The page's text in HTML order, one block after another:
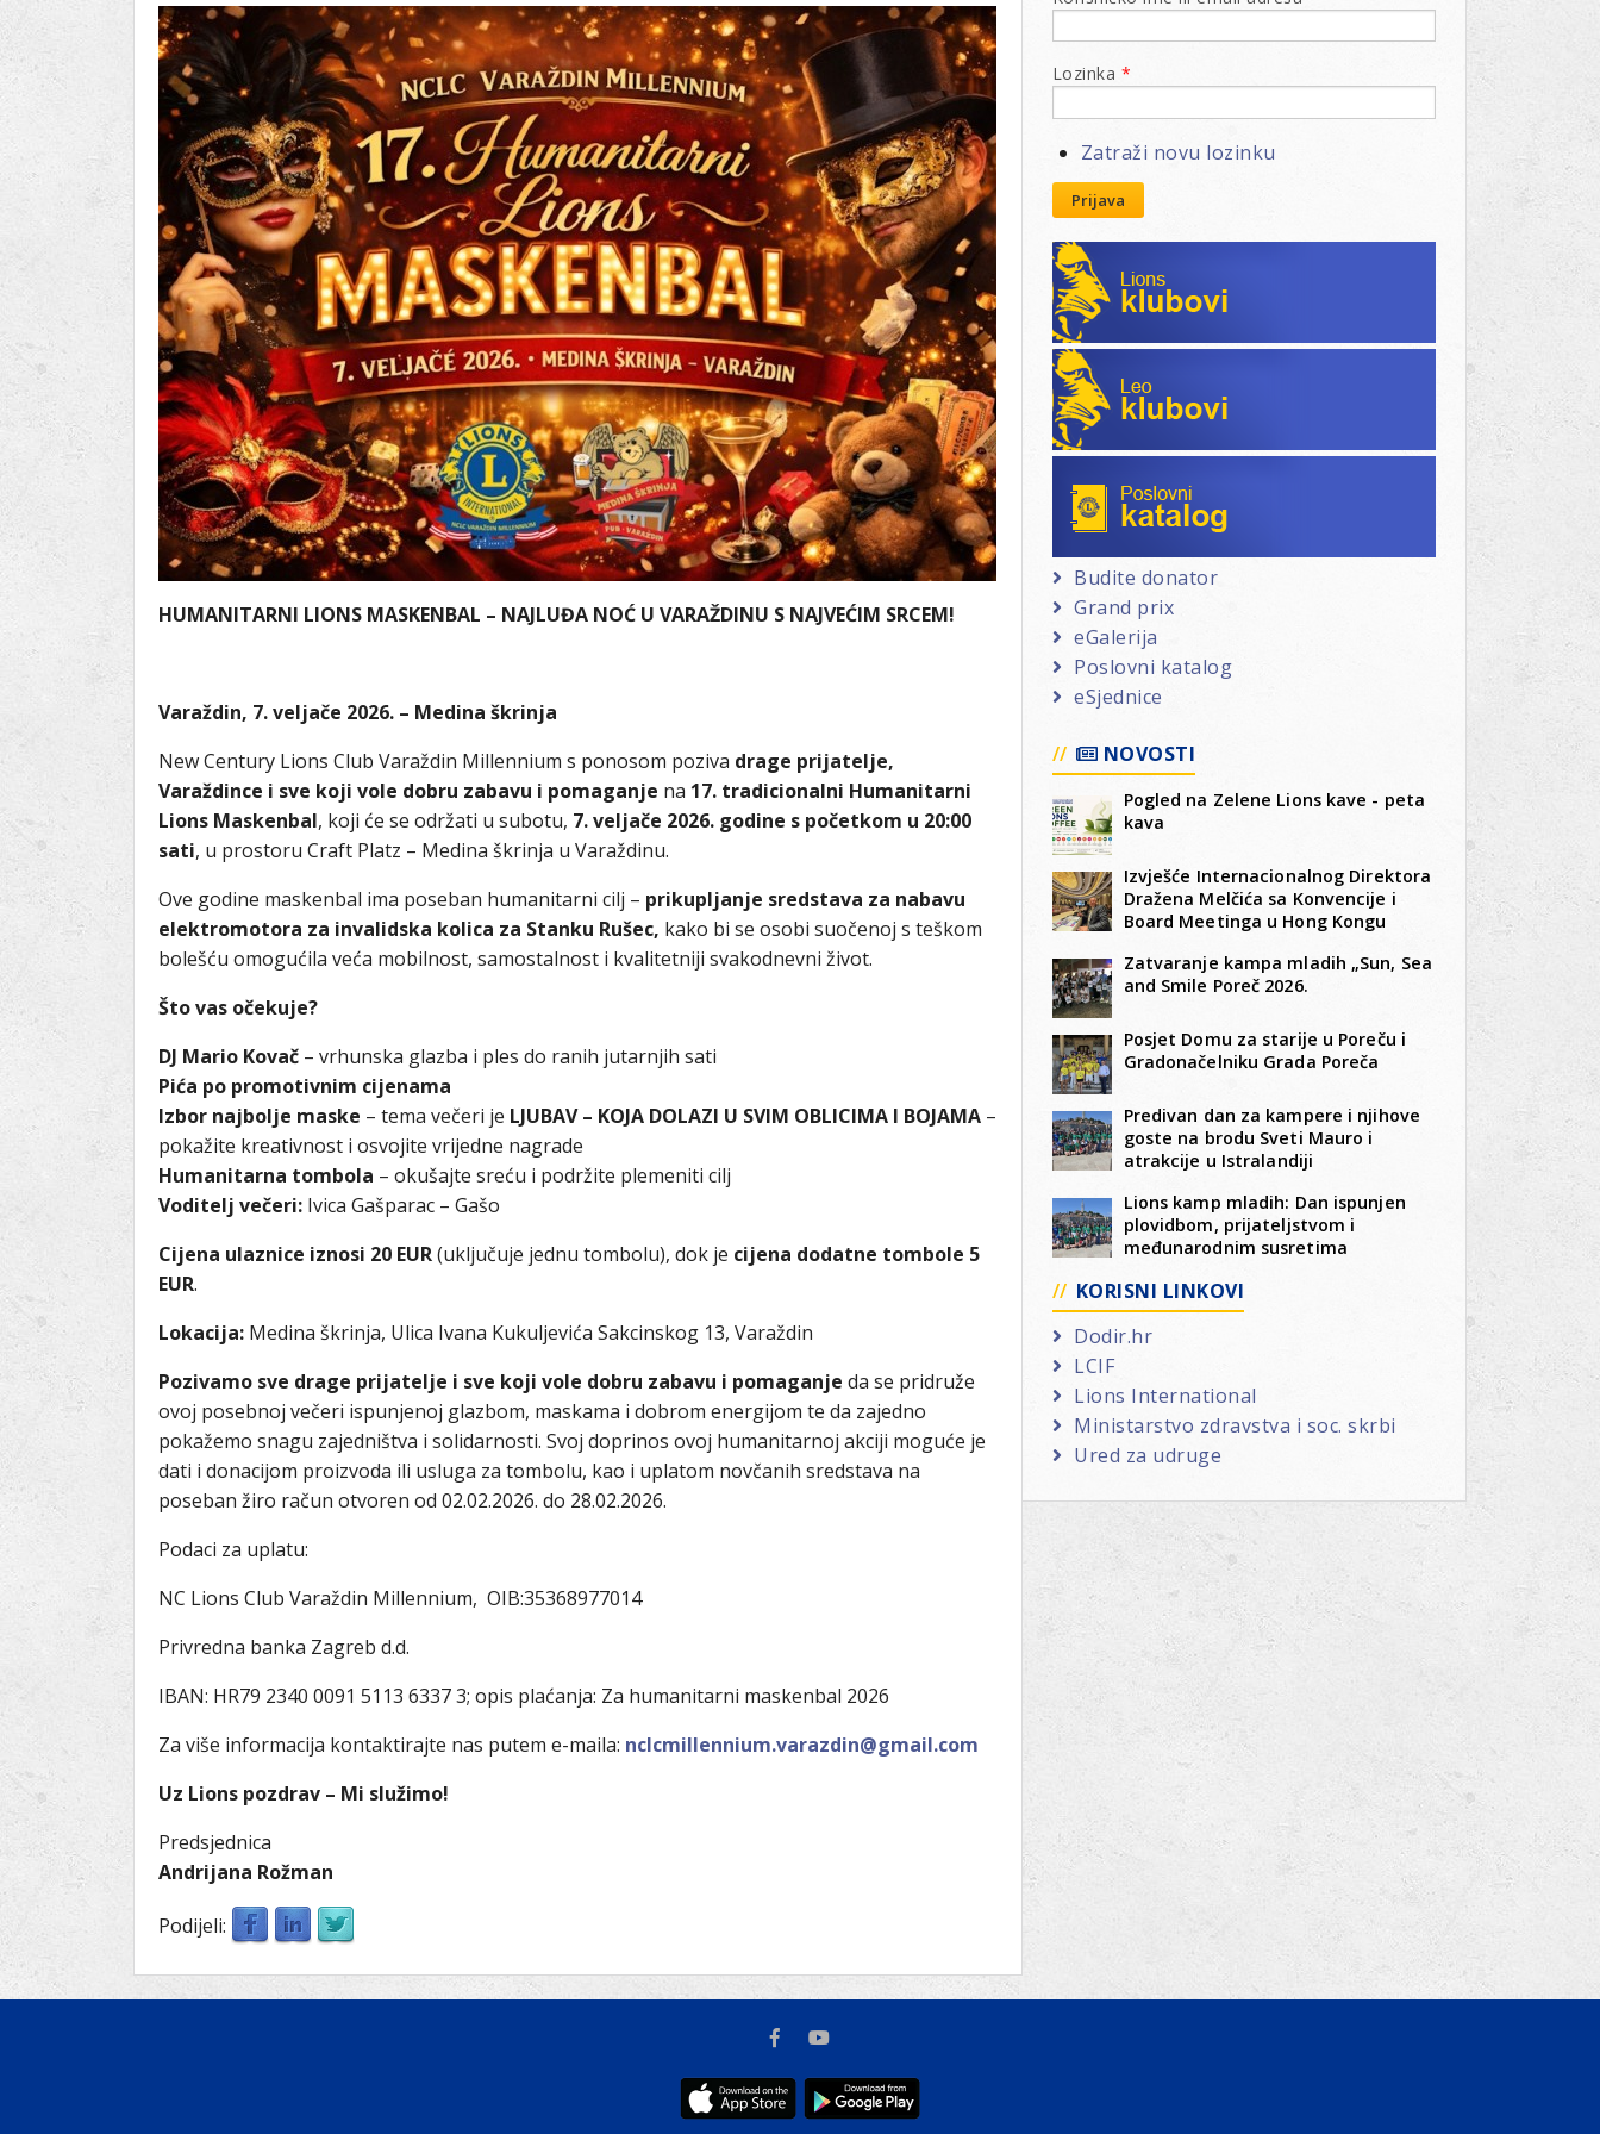
Lions International
Club finder
Podaci o LEO D-126 i kontakt
HUMANITARNI LIONS MASKENBAL – NAJLUĐA NOĆ U VARAŽDINU S NAJVEĆIM SRCEM!
Varaždin, 7. veljače 2026. – Medina škrinja
New Century Lions Club Varaždin Millennium s ponosom poziva drage prijatelje,
Varaždince i sve koji vole dobru zabavu i pomaganje na 17. tradicionalni Humanitarni
Lions Maskenbal, koji će se održati u subotu, 7. veljače 2026. godine s početkom u 20:00
sati, u prostoru Craft Platz – Medina škrinja u Varaždinu.
Ove godine maskenbal ima poseban humanitarni cilj – prikupljanje sredstava za nabavu
elektromotora za invalidska kolica za Stanku Rušec, kako bi se osobi suočenoj s teškom
bolešću omogućila veća mobilnost, samostalnost i kvalitetniji svakodnevni život.
Što vas očekuje?
DJ Mario Kovač – vrhunska glazba i ples do ranih jutarnjih sati
Pića po promotivnim cijenama
Izbor najbolje maske – tema večeri je LJUBAV – KOJA DOLAZI U SVIM OBLICIMA I BOJAMA –
pokažite kreativnost i osvojite vrijedne nagrade
Humanitarna tombola – okušajte sreću i podržite plemeniti cilj
Voditelj večeri: Ivica Gašparac – Gašo
Cijena ulaznice iznosi 20 EUR(uključuje jednu tombolu), dok je cijena dodatne tombole 5
EUR.
Lokacija: Medina škrinja, Ulica Ivana Kukuljevića Sakcinskog 13, Varaždin
Pozivamo sve drage prijatelje i sve koji vole dobru zabavu i pomaganje da se pridruže
ovoj posebnoj večeri ispunjenoj glazbom, maskama i dobrom energijom te da zajedno
pokažemo snagu zajedništva i solidarnosti. Svoj doprinos ovoj humanitarnoj akciji moguće je
dati i donacijom proizvoda ili usluga za tombolu, kao i uplatom novčanih sredstava na
poseban žiro račun otvoren od 02.02.2026. do 28.02.2026.
Podaci za uplatu:
NC Lions Club Varaždin Millennium, OIB:35368977014
Privredna banka Zagreb d.d.
IBAN: HR79 2340 0091 5113 6337 3; opis plaćanja: Za humanitarni maskenbal 2026
Za više informacija kontaktirajte nas putem e-maila: nclcmillennium.varazdin@gmail.com
Uz Lions pozdrav – Mi služimo!
Predsjednica
Andrijana Rožman
Podijeli:
Lozinka *
Zatraži novu lozinku
Prijava
Lions klubovi
Leo klubovi
Budite donator
Grand prix
eGalerija
Poslovni katalog
eSjednice
NOVOSTI
Pogled na Zelene Lions kave - peta
kava
Izvješće Internacionalnog Direktora
Dražena Melčića sa Konvencije i
Board Meetinga u Hong Kongu
Zatvaranje kampa mladih „Sun, Sea
and Smile Poreč 2026.
Posjet Domu za starije u Poreču i
Gradonačelniku Grada Poreča
Predivan dan za kampere i njihove
goste na brodu Sveti Mauro i
atrakcije u Istralandiji
Lions kamp mladih: Dan ispunjen
plovidbom, prijateljstvom i
međunarodnim susretima
KORISNI LINKOVI
Dodir.hr
LCIF
Lions International
Ministarstvo zdravstva i soc. skrbi
Ured za udruge